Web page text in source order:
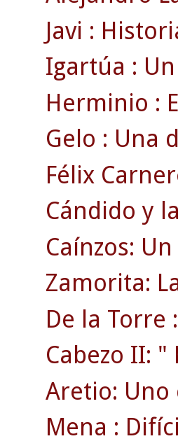
Javi :
Igartúa :
Herminio :
Gelo : Una
Félix
Cándido y
Caínzos:
Zamorita:
De la Torre
Cabezo II: "
Aretio:
Mena :